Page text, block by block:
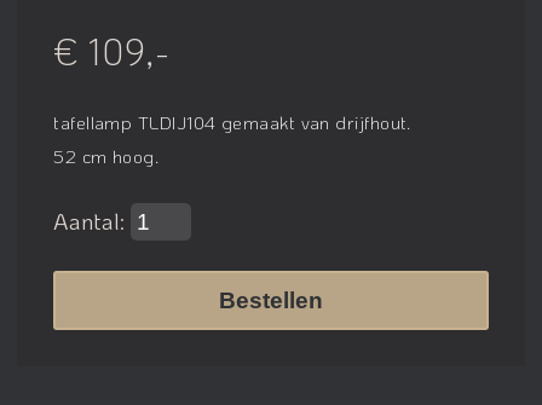
€ 109,-
tafellamp TLDIJ104 gemaakt van drijfhout.
52 cm hoog.
Aantal:
Bestellen